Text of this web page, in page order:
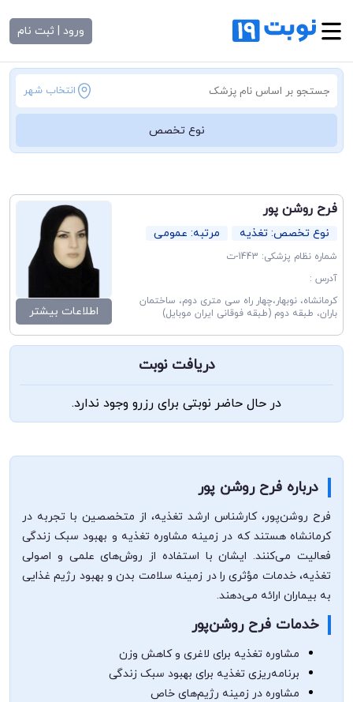
ورود | ثبت نام
انتخاب شهر
نوع تخصص
فرح روشن پور
نوع تخصص: تغذیه مرتبه: عمومی
شماره نظام پزشکی: 1443-ت
آدرس :
کرمانشاه، نوبهار،چهار راه سی متری دوم، ساختمان
باران، طبقه دوم (طبقه فوقانی ایران موبایل)
اطلاعات بیشتر
دریافت نوبت
در حال حاضر نوبتی برای رزرو وجود ندارد.
درباره فرح روشن پور
فرح روشن‌پور، کارشناس ارشد تغذیه، از متخصصین با تجربه در
کرمانشاه هستند که در زمینه مشاوره تغذیه و بهبود سبک زندگی
فعالیت می‌کنند. ایشان با استفاده از روش‌های علمی و اصولی
تغذیه، خدمات مؤثری را در زمینه سلامت بدن و بهبود رژیم غذایی
به بیماران ارائه می‌دهند.
خدمات فرح روشن‌پور
مشاوره تغذیه برای لاغری و کاهش وزن
برنامه‌ریزی تغذیه برای بهبود سبک زندگی
مشاوره در زمینه رژیم‌های خاص